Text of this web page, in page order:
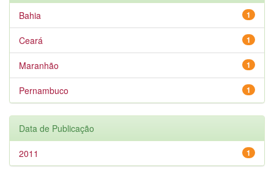
1
Bahia
1
Ceará
1
Maranhão
1
Pernambuco
Data de Publicação
1
2011